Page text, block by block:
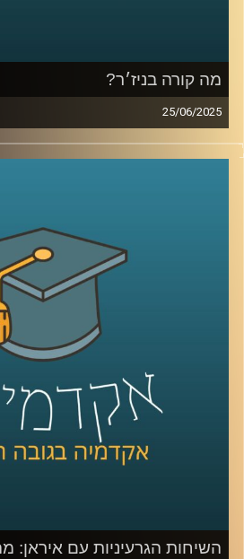
קרדיט תמונות:AudioVersity
מה קורה בניז׳ר?
25/06/2025
הסאהל, אזור במערב אפריקה, כמעט
בתקשורת העולמית, אך מאורעות בו
אחרות באזור בשנים האחרונות, הפעם
דווקא כן ממוקדת בניז’ר, שכן היא
כמה מהמאבקים הגדולים בעולם.
טבעיים וממוקמת באופן אסטרטגי,
שואבת למעצמות כמו רוסיה, סין
השפעה באזור. בנוסף, איראן, שמחפשת
להמשך תוכנית הגרעין שלה, שמה עין
בניז’ר, מה שמגביר עוד יותר את המתח
אז מה קורה שם?
כדי לענות על השאלה המורכבת הזאת,
השגריר ד״ר חיים קורן, בית הספר
קרדיט תמונות:AudioVersity
השיחות הגרעיניות עם איראן: